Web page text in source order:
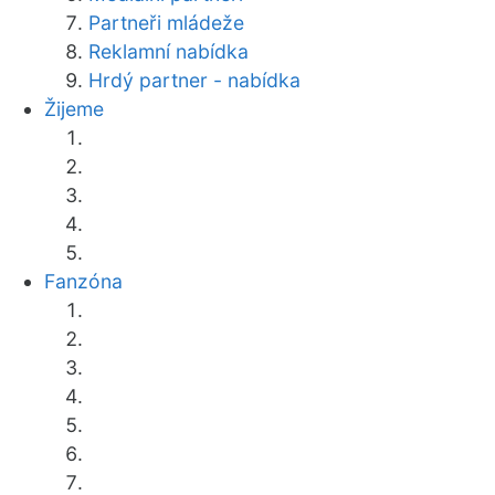
Partneři mládeže
Reklamní nabídka
Hrdý partner - nabídka
Žijeme
Fanzóna